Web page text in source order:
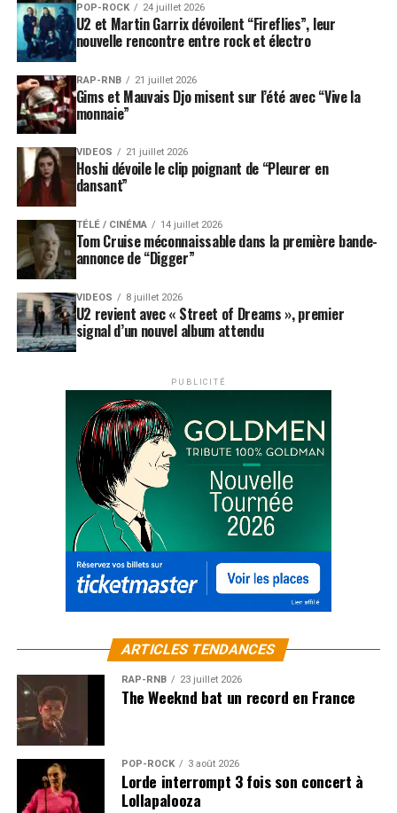
POP-ROCK 24 juillet 2026
U2 et Martin Garrix dévoilent “Fireflies”, leur
nouvelle rencontre entre rock et électro
RAP-RNB 21 juillet 2026
Gims et Mauvais Djo misent sur l’été avec “Vive la
monnaie”
VIDEOS 21 juillet 2026
Hoshi dévoile le clip poignant de “Pleurer en
dansant”
TÉLÉ / CINÉMA 14 juillet 2026
Tom Cruise méconnaissable dans la première bande-
annonce de “Digger”
VIDEOS 8 juillet 2026
U2 revient avec « Street of Dreams », premier
signal d’un nouvel album attendu
PUBLICITÉ
ARTICLES TENDANCES
RAP-RNB 23 juillet 2026
The Weeknd bat un record en France
POP-ROCK 3 août 2026
Lorde interrompt 3 fois son concert à
Lollapalooza